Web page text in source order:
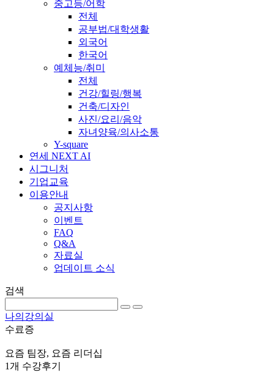
중고등/어학
전체
공부법/대학생활
외국어
한국어
예체능/취미
전체
건강/힐링/행복
건축/디자인
사진/요리/음악
자녀양육/의사소통
Y-square
연세 NEXT AI
시그니처
기업교육
이용안내
공지사항
이벤트
FAQ
Q&A
자료실
업데이트 소식
검색
나의강의실
수료증
요즘 팀장, 요즘 리더십
1개 수강후기